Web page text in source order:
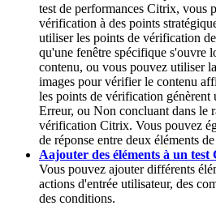
test de performances Citrix, vous
vérification à des points
utiliser les points de vérification
qu'une fenêtre spécifique s'ouvre
contenu, ou vous pouvez utiliser
images pour vérifier le contenu
les points de vérification génèrent
Erreur, ou Non concluant dans le
vérification Citrix. Vous pouvez
de réponse entre deux éléments de
Aajouter des éléments à un
Vous pouvez ajouter différents
actions d'entrée utilisateur, des
des conditions.